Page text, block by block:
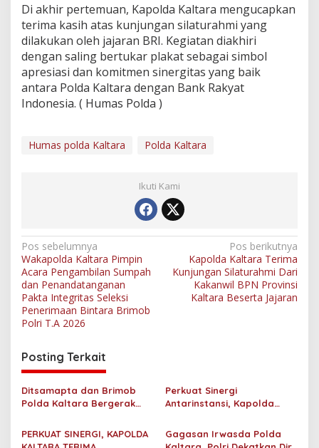
​Di akhir pertemuan, Kapolda Kaltara mengucapkan
terima kasih atas kunjungan silaturahmi yang
dilakukan oleh jajaran BRI. Kegiatan diakhiri
dengan saling bertukar plakat sebagai simbol
apresiasi dan komitmen sinergitas yang baik
antara Polda Kaltara dengan Bank Rakyat
Indonesia. ( Humas Polda )
Humas polda Kaltara Polda Kaltara
Ikuti Kami
N
a
v
i
g
a
s
i
p
o
Pos sebelumnya
Wakapolda Kaltara Pimpin
Acara Pengambilan Sumpah
dan Penandatanganan
Pakta Integritas Seleksi
Penerimaan Bintara Brimob
Polri T.A 2026
Pos berikutnya
Kapolda Kaltara Terima
Kunjungan Silaturahmi Dari
Kakanwil BPN Provinsi
Kaltara Beserta Jajaran
Posting Terkait
Ditsamapta dan Brimob
Polda Kaltara Bergerak
Kebakaran Lahan Gambut
2 Hektar di Bulungan
Perkuat Sinergi
Antarinstansi, Kapolda
Pratama Tanjung Redeb
dan KPP Pratama Tarakan
PERKUAT SINERGI, KAPOLDA
Gagasan Irwasda Polda